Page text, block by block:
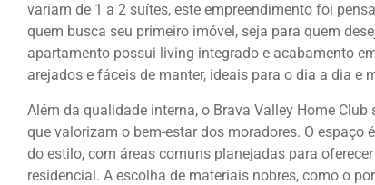
variam de 1 a 2 suítes, este empreendimento foi
quem busca seu primeiro imóvel, seja para quem
apartamento possui living integrado e acabamento
arejados e fáceis de manter, ideais para o dia a dia e
Além da qualidade interna, o Brava Valley Home
que valorizam o bem-estar dos moradores. O
do estilo, com áreas comuns planejadas para
residencial. A escolha de materiais nobres, como o